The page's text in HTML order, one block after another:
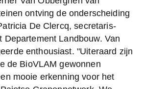
ontving de onderscheiding
De Clercq, secretaris-
Departement Landbouw. Van
enthousiast. "Uiteraard zijn
de BioVLAM gewonnen
mooie erkenning voor het